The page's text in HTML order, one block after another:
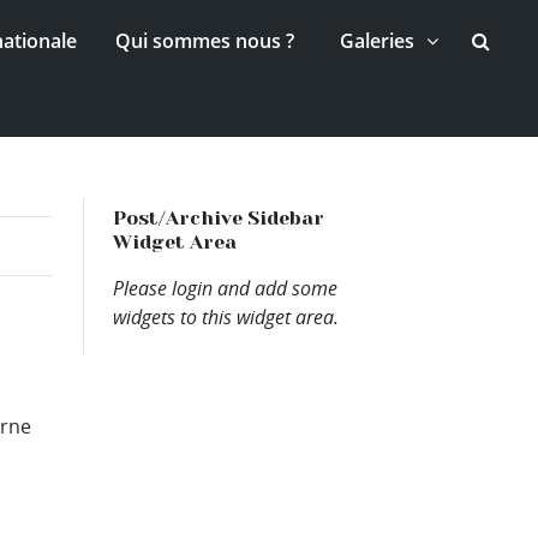
Qui sommes nous ? Galeries
Post/Archive Sidebar
Widget Area
Please login and add some
widgets to this widget area.